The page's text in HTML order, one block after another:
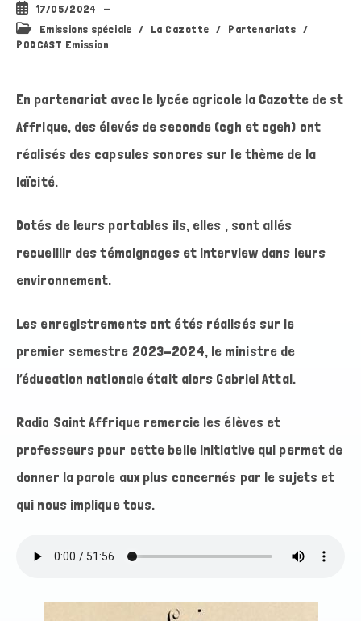
Publication
publiée :
17/05/2024
Post
category:
Emissions spéciale / La Cazotte / Partenariats /
PODCAST Emission
En partenariat avec le lycée agricole la Cazotte de st
Affrique, des élevés de seconde (cgh et cgeh) ont
réalisés des capsules sonores sur le thème de la
laïcité.
Dotés de leurs portables ils, elles , sont allés
recueillir des témoignages et interview dans leurs
environnement.
Les enregistrements ont étés réalisés sur le
premier semestre 2023-2024, le ministre de
l’éducation nationale était alors Gabriel Attal.
Radio Saint Affrique remercie les élèves et
professeurs pour cette belle initiative qui permet de
donner la parole aux plus concernés par le sujets et
qui nous implique tous.